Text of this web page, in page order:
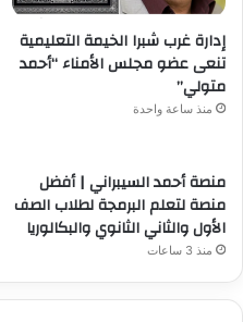
إدارة غرب شبرا الخيمة التعليمية
تنعى عضو مجلس الأمناء “أحمد
متولي”
منذ ساعة واحدة
منصة أحمد السيبراني | أفضل
منصة لتعلم البرمجة لطلاب الصف
الأول والثاني الثانوي والبكالوريا
منذ 3 ساعات